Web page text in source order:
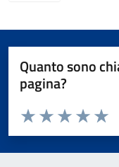
Quanto sono
pagina?
Valuta da 1 a 5 stelle la
Valuta 4
Valuta 3
Valuta 2 stelle
Valuta 1 stelle su 5